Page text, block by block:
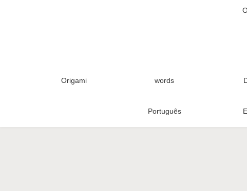
Origami words
Português